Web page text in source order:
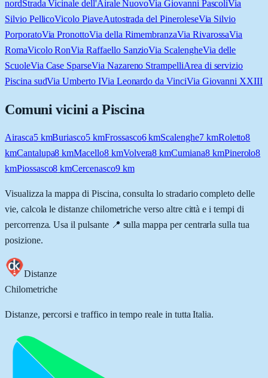
nordStrada Vicinale dell'Airale NuovoVia Giovanni PascoliVia
Silvio PellicoVicolo PiaveAutostrada del PineroleseVia Silvio
PorporatoVia PronottoVia della RimembranzaVia RivarossaVia
RomaVicolo RonVia Raffaello SanzioVia ScalengheVia delle
ScuoleVia Case SparseVia Nazareno StrampelliArea di servizio
Piscina sudVia Umberto IVia Leonardo da VinciVia Giovanni XXIII
Comuni vicini aPiscina
Airasca5kmBuriasco5 kmFrossasco6kmScalenghe7kmRoletto8
kmCantalupa8 kmMacello8kmVolvera8 kmCumiana8kmPinerolo8
kmPiossasco8 kmCercenasco9km
Visualizza la mappa di Piscina, consulta lo stradario completo delle
vie, calcola le distanze chilometriche verso altre città e i tempi di
percorrenza. Usa il pulsante 📍 sulla mappa per centrarla sulla tua
posizione.
Distanze
Chilometriche
Distanze, percorsi e traffico in tempo reale in tutta Italia.